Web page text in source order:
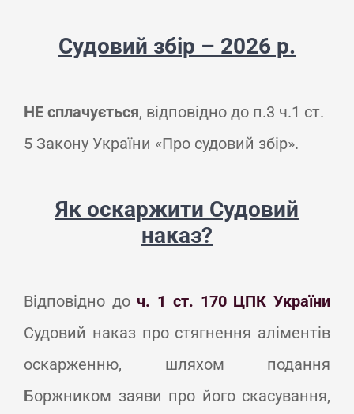
Судовий збір – 2026 р.
НЕ сплачується, відповідно до п.3 ч.1 ст.
5 Закону України «Про судовий збір».
Як оскаржити Судовий
наказ?
Відповідно доч. 1 ст. 170 ЦПК України
Судовий наказ про стягнення аліментів
оскарженню, шляхом подання
Боржником заяви про його скасування,